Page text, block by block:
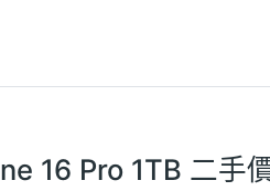
16 Pro 1TB 二手